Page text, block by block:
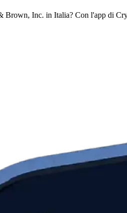
Brown, Inc. in Italia? Con l'app di